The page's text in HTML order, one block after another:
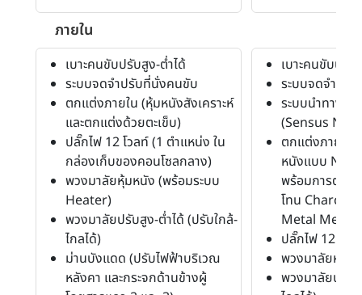
ภายใน
เบาะคนขับปรับสูง-ต่ำได้
ระบบจดจำปรับที่นั่งคนขับ
ตกแต่งภายใน (หุ้มหนังสังเคราะห์
และตกแต่งด้วยตะเข็บ)
ปลั๊กไฟ 12 โวลท์ (1 ตำแหน่ง ใน
กล่องเก็บของคอนโซลกลาง)
พวงมาลัยหุ้มหนัง (พร้อมระบบ
Heater)
พวงมาลัยปรับสูง-ต่ำได้ (ปรับใกล้-
ไกลได้)
ม่านบังแดด (ปรับไฟฟ้าบริเวณ
หลังคา และกระจกด้านข้างผู้
เบาะคนขับปรับ
ระบบจดจำปรั
ระบบนำทาง
(Sensus
ตกแต่งภายใน
หนังแบบ
พร้อมการตกแ
โทน
Metal Mesh)
ปลั๊กไฟ 12 โวล
พวงมาลัยหุ้มห
พวงมาลัยปรับ